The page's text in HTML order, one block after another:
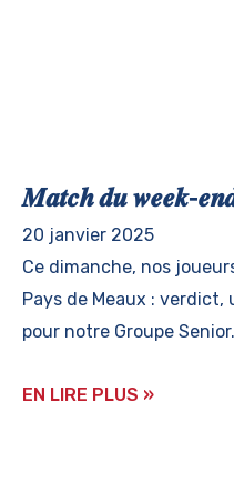
𝑴𝒂𝒕𝒄𝒉 𝒅𝒖 𝒘𝒆𝒆𝒌-
20 janvier 2025
Ce dimanche, nos
Pays de Meaux :
pour notre Groupe
EN LIRE PLUS »